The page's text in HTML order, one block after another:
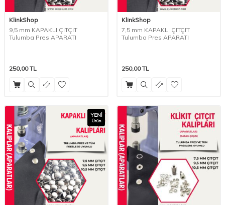
KlinkShop
9,5 mm KAPAKLI ÇITÇIT
Tulumba Pres APARATI
250,00TL
KlinkShop
7,5 mm KAPAKLI ÇITÇIT
Tulumba Pres APARATI
250,00TL
YENI
Ürün